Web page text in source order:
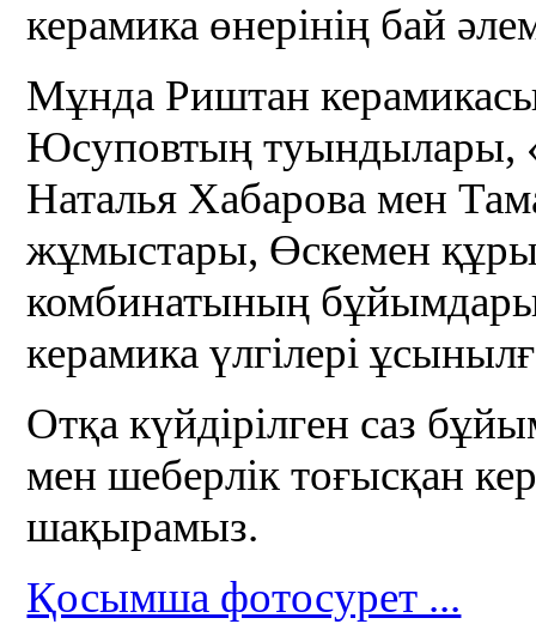
керамика өнерінің бай
Мұнда Риштан
Юсуповтың туындылары,
Наталья Хабарова мен
жұмыстары, Өскемен
комбинатының
керамика үлгілері
Отқа күйдірілген саз
мен шеберлік тоғысқан
шақырамыз.
Қосымша фотосурет ...